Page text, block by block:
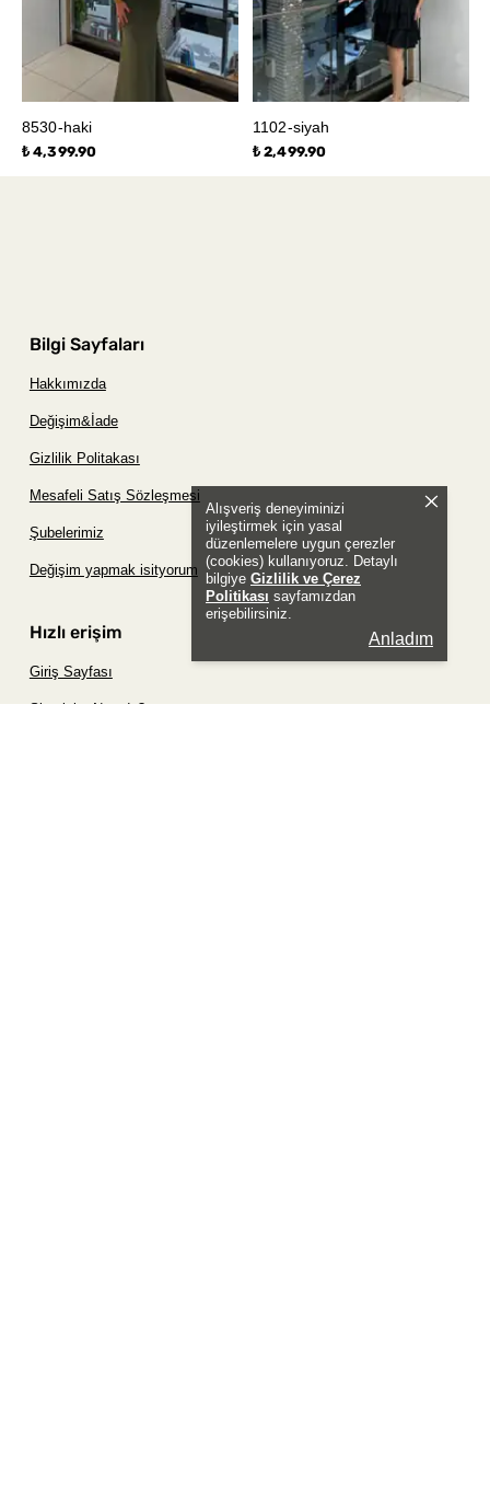
Alışveriş deneyiminizi
iyileştirmek için yasal
düzenlemelere uygun çerezler
(cookies) kullanıyoruz. Detaylı
bilgiye Gizlilik ve Çerez
Politikası sayfamızdan
erişebilirsiniz.
Anladım
8530-haki
₺ 4,399.90
1102-siyah
₺ 2,499.90
Bilgi Sayfaları
Hakkımızda
Değişim&İade
Gizlilik Politakası
Mesafeli Satış Sözleşmesi
Şubelerimiz
Değişim yapmak isityorum
Hızlı erişim
Giriş Sayfası
Siparişim Nerede?